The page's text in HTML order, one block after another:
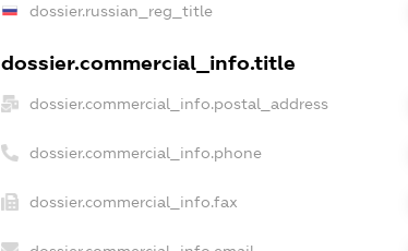
dossier.russian_reg_title
dossier.commercial_info.title
dossier.commercial_info.postal_address
dossier.commercial_info.phone
dossier.commercial_info.fax